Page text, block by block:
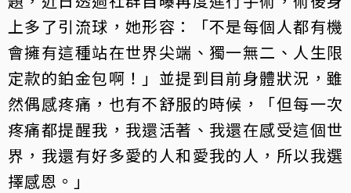
上多了引流球，她形容：「不是每個人都有機
會擁有這種站在世界尖端、獨一無二、人生限
定款的鉑金包啊！」並提到目前身體狀況，雖
然偶感疼痛，也有不舒服的時候，「但每一次
疼痛都提醒我，我還活著、我還在感受這個世
界，我還有好多愛的人和愛我的人，所以我選
擇感恩。」